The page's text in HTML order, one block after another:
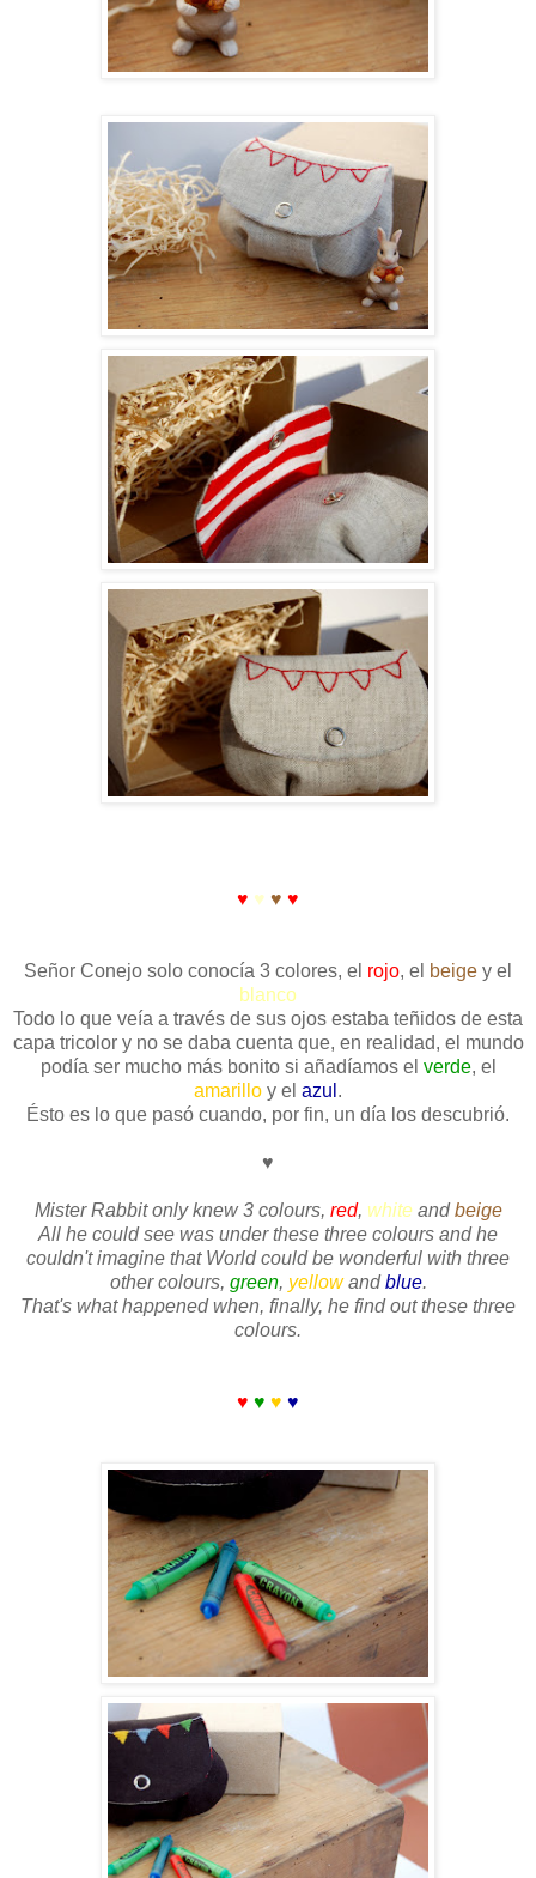
♥ ♥ ♥ ♥
Señor Conejo solo conocía 3 colores, el rojo, el beige y el
blanco
Todo lo que veía a través de sus ojos estaba teñidos de esta
capa tricolor y no se daba cuenta que, en realidad, el mundo
podía ser mucho más bonito si añadíamos el verde, el
amarillo y el azul .
Ésto es lo que pasó cuando, por fin, un día los descubrió.
♥
Mister Rabbit only knew 3 colours, red, whiteandbeige
All he could see was under these three colours and he
couldn't imagine that World could be wonderful with three
other colours, green, yellowandblue.
That's what happened when, finally, he find out these three
colours.
♥ ♥ ♥ ♥